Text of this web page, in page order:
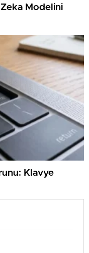
Modelini
Klavye